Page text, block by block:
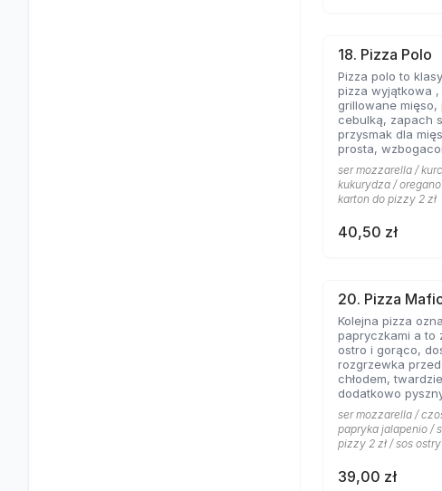
18. Pizza Polo
Pizza polo to
pizza wyjątkowa
grillowane mięso,
cebulką, zapach
przysmak dla
prosta,
jogurtowo
od lat Gości
ser mozzarella /
kukurydza /
karton do pizzy 2 zł
40,50 zł
20. Pizza
Kolejna pizza
papryczkami a to
ostro i gorąco, doskonała
rozgrzewka
chłodem,
dodatkowo
pomidorowym
gorąco.
ser mozzarella /
papryka jalapenio /
pizzy 2 zł / sos ostry
39,00 zł